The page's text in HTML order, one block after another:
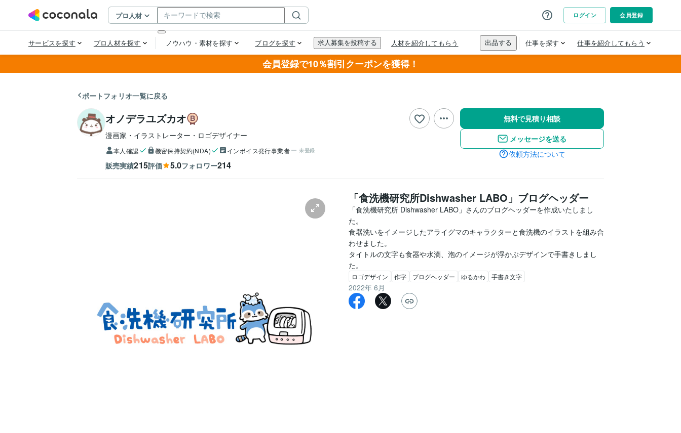
会員登録で10％割引クーポンを獲得！
ポートフォリオ一覧に戻る
オノデラユズカオ
漫画家・イラストレーター・ロゴデザイナー
本人確認 機密保持契約(NDA) インボイス発行事業者 未登録
販売実績215評価 5.0フォロワー214
無料で見積り相談
メッセージを送る
依頼方法について
「食洗機研究所Dishwasher LABO」ブログヘッダー
「食洗機研究所 Dishwasher LABO」さんのブログヘッダーを作成いたしまし
た。
食器洗いをイメージしたアライグマのキャラクターと食洗機のイラストを組み合
わせました。
タイトルの文字も食器や水滴、泡のイメージが浮かぶデザインで手書きしまし
た。
ロゴデザイン 作字 ブログヘッダー ゆるかわ 手書き文字
2022年 6月